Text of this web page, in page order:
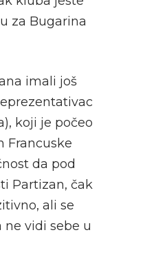
za Bugarina
imali još
koji je počeo
Francuske
da pod
Partizan, čak
ali se
vidi sebe u